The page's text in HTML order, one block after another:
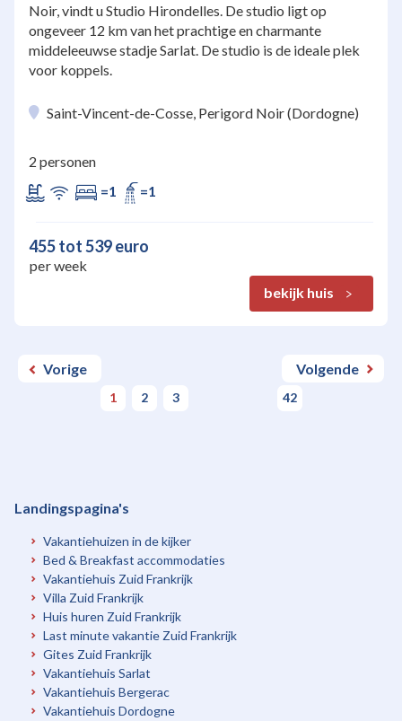
Noir, vindt u Studio Hirondelles. De studio ligt op
ongeveer 12 km van het prachtige en charmante
middeleeuwse stadje Sarlat. De studio is de ideale plek
voor koppels.
Saint-Vincent-de-Cosse, Perigord Noir (Dordogne)
2 personen
=1
=1
455 tot 539 euro
per week
bekijk huis
Vorige
1 2 3 42
Volgende
Landingspagina's
Vakantiehuizen in de kijker
Bed & Breakfast accommodaties
Vakantiehuis Zuid Frankrijk
Villa Zuid Frankrijk
Huis huren Zuid Frankrijk
Last minute vakantie Zuid Frankrijk
Gites Zuid Frankrijk
Vakantiehuis Sarlat
Vakantiehuis Bergerac
Vakantiehuis Dordogne